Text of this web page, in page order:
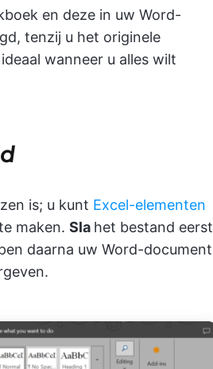
en deze in uw Word-
tenzij u het originele
wanneer u alles wilt
is; u kunt Excel-elementen
maken. Sla het bestand eerst
daarna uw Word-document